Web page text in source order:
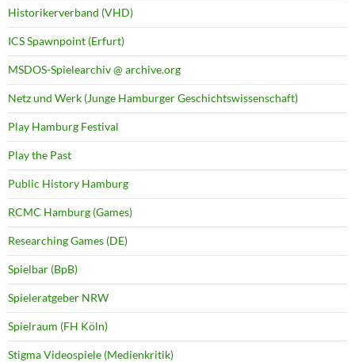
Historikerverband (VHD)
ICS Spawnpoint (Erfurt)
MSDOS-Spielearchiv @ archive.org
Netz und Werk (Junge Hamburger Geschichtswissenschaft)
Play Hamburg Festival
Play the Past
Public History Hamburg
RCMC Hamburg (Games)
Researching Games (DE)
Spielbar (BpB)
Spieleratgeber NRW
Spielraum (FH Köln)
Stigma Videospiele (Medienkritik)